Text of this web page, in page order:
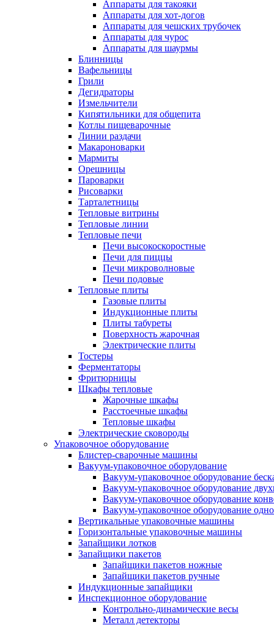
Аппараты для такояки
Аппараты для хот-догов
Аппараты для чешских трубочек
Аппараты для чурос
Аппараты для шаурмы
Блинницы
Вафельницы
Грили
Дегидраторы
Измельчители
Кипятильники для общепита
Котлы пищеварочные
Линии раздачи
Макароноварки
Мармиты
Орешницы
Пароварки
Рисоварки
Тарталетницы
Тепловые витрины
Тепловые линии
Тепловые печи
Печи высокоскоростные
Печи для пиццы
Печи микроволновые
Печи подовые
Тепловые плиты
Газовые плиты
Индукционные плиты
Плиты табуреты
Поверхность жарочная
Электрические плиты
Тостеры
Ферментаторы
Фритюрницы
Шкафы тепловые
Жарочные шкафы
Расстоечные шкафы
Тепловые шкафы
Электрические сковороды
Упаковочное оборудование
Блистер-сварочные машины
Вакуум-упаковочное оборудование
Вакуум-упаковочное оборудование
Вакуум-упаковочное оборудование
Вакуум-упаковочное оборудование
Вакуум-упаковочное оборудование
Вертикальные упаковочные машины
Горизонтальные упаковочные машины
Запайщики лотков
Запайщики пакетов
Запайщики пакетов ножные
Запайщики пакетов ручные
Индукционные запайщики
Инспекционное оборудование
Контрольно-динамические весы
Металл детекторы